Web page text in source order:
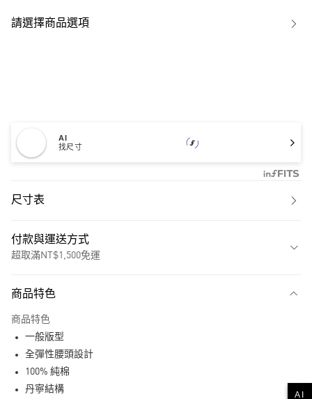
請選擇商品選項
AI
找尺寸
尺寸表
付款與運送方式
超取滿NT$1,500免運
LINE Pay
商品特色
商品特色
一般版型
全彈性腰頭設計
100% 純棉
丹寧結構
AI